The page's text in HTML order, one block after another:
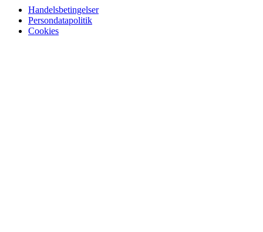
Handelsbetingelser
Persondatapolitik
Cookies